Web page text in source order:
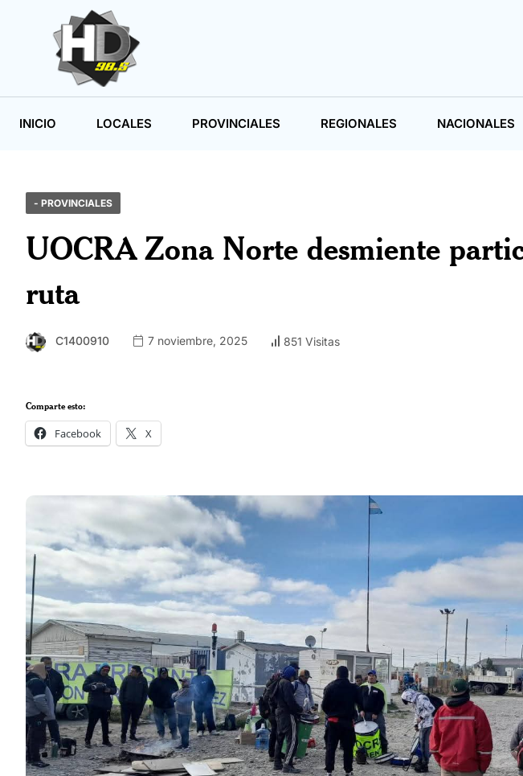
INICIO LOCALES PROVINCIALES REGIONALES NACIONALES
- PROVINCIALES
UOCRA Zona Norte desmiente
ruta
C1400910 7 noviembre, 2025 851 Visitas
Comparte esto:
Facebook X